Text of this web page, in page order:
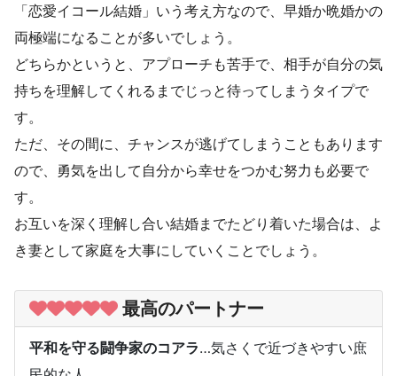
「恋愛イコール結婚」いう考え方なので、早婚か晩婚かの
両極端になることが多いでしょう。
どちらかというと、アプローチも苦手で、相手が自分の気
持ちを理解してくれるまでじっと待ってしまうタイプで
す。
ただ、その間に、チャンスが逃げてしまうこともあります
ので、勇気を出して自分から幸せをつかむ努力も必要で
す。
お互いを深く理解し合い結婚までたどり着いた場合は、よ
き妻として家庭を大事にしていくことでしょう。
最高のパートナー
平和を守る闘争家のコアラ…気さくで近づきやすい庶